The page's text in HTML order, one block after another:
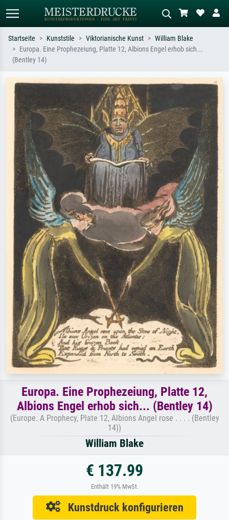
oder Stilen – z.B. Monet,
Sternennacht, Impressionismus, Welle
Hokusai, Akt.
Wiese, Abstrakt mit viel Rot, Dunkles
Ölgemälde, Stehender Akt neben einem
Startseite Kunststile Viktorianische Kunst
William Blake
Europa. Eine Prophezeiung, Platte 12, Albions Engel erhob sich...
(Bentley 14)
Europa. Eine Prophezeiung, Platte 12,
Albions Engel erhob sich... (Bentley 14)
(Europe. A Prophecy, Plate 12, Albions Angel rose . . . . (Bentley
14))
William Blake
€ 137.99
Enthält 19% MwSt.
Kunstdruck konfigurieren